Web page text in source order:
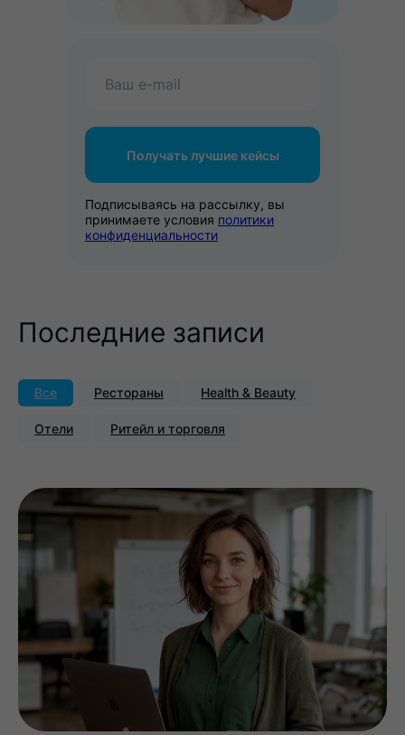
Получать лучшие кейсы
Подписываясь на рассылку, вы
принимаете условия политики
конфиденциальности
Последние записи
Все Рестораны Health & Beauty
Отели Ритейл и торговля